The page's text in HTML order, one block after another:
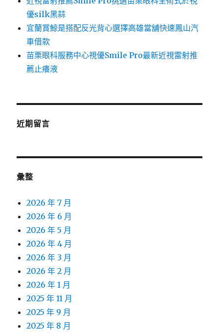
優silk黑蒜
宜蘭賞鯨是搭配反光背心選擇高雄當舖快速鳳山汽
車借款
苗栗眼科服務中心視優Smile Pro最新近視雷射推
薦止癢液
近期留言
彙整
2026 年 7 月
2026 年 6 月
2026 年 5 月
2026 年 4 月
2026 年 3 月
2026 年 2 月
2026 年 1 月
2025 年 11 月
2025 年 9 月
2025 年 8 月